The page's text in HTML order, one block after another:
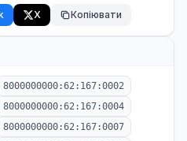
X Копіювати
8000000000:62:167:0002
8000000000:62:167:0004
8000000000:62:167:0007